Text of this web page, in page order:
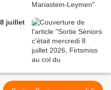
juillet